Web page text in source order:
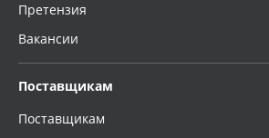
Претензия
Вакансии
Поставщикам
Поставщикам